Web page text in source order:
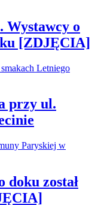
Wystawcy o
[ZDJĘCIA]
przy ul.
doku został